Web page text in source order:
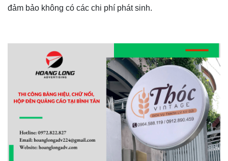
đảm bảo không có các chi phí phát sinh.